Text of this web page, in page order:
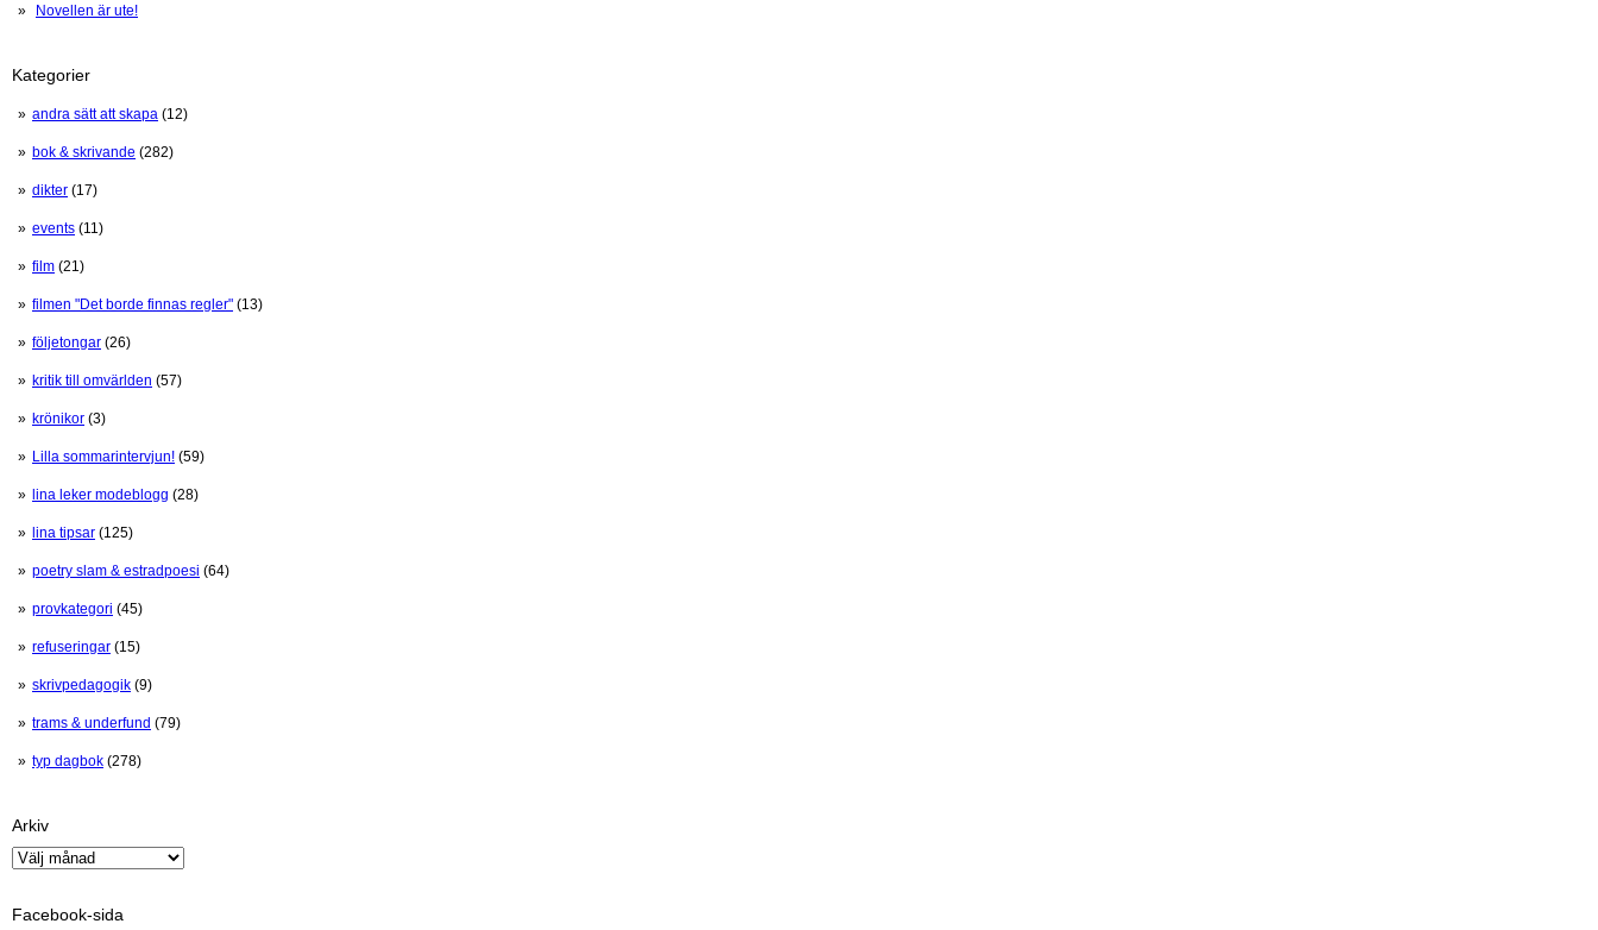
Novellen är ute!
Kategorier
andra sätt att skapa (12)
bok & skrivande (282)
dikter (17)
events (11)
film (21)
filmen "Det borde finnas regler" (13)
följetongar (26)
kritik till omvärlden (57)
krönikor (3)
Lilla sommarintervjun! (59)
lina leker modeblogg (28)
lina tipsar (125)
poetry slam & estradpoesi (64)
provkategori (45)
refuseringar (15)
skrivpedagogik (9)
trams & underfund (79)
typ dagbok (278)
Arkiv
Arkiv
Facebook-sida